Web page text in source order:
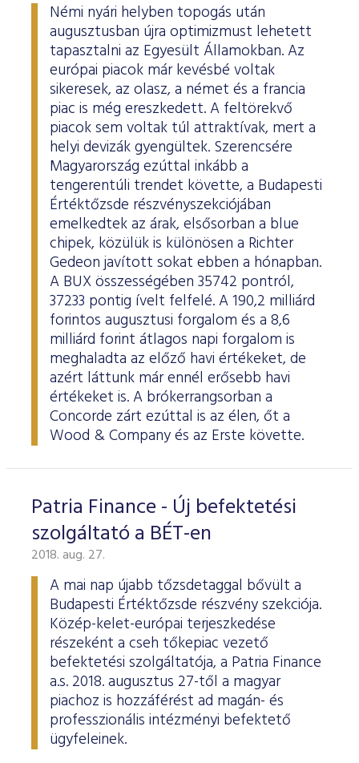
Némi nyári helyben topogás után
augusztusban újra optimizmust lehetett
tapasztalni az Egyesült Államokban. Az
európai piacok már kevésbé voltak
sikeresek, az olasz, a német és a francia
piac is még ereszkedett. A feltörekvő
piacok sem voltak túl attraktívak, mert a
helyi devizák gyengültek. Szerencsére
Magyarország ezúttal inkább a
tengerentúli trendet követte, a Budapesti
Értéktőzsde részvényszekciójában
emelkedtek az árak, elsősorban a blue
chipek, közülük is különösen a Richter
Gedeon javított sokat ebben a hónapban.
A BUX összességében 35742 pontról,
37233 pontig ívelt felfelé. A 190,2 milliárd
forintos augusztusi forgalom és a 8,6
milliárd forint átlagos napi forgalom is
meghaladta az előző havi értékeket, de
azért láttunk már ennél erősebb havi
értékeket is. A brókerrangsorban a
Concorde zárt ezúttal is az élen, őt a
Wood & Company és az Erste követte.
Patria Finance - Új befektetési
szolgáltató a BÉT-en
2018. aug. 27.
A mai nap újabb tőzsdetaggal bővült a
Budapesti Értéktőzsde részvény szekciója.
Közép-kelet-európai terjeszkedése
részeként a cseh tőkepiac vezető
befektetési szolgáltatója, a Patria Finance
a.s. 2018. augusztus 27-től a magyar
piachoz is hozzáférést ad magán- és
professzionális intézményi befektető
ügyfeleinek.